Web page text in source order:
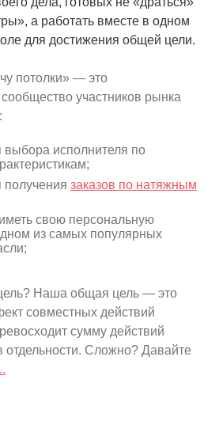
≈4310
99
исполнителя
а работать вместе в одном
для достижения общей цели.
потолки» — это
участников рынка
выбора исполнителя по
заказов по натяжным
свою персональную
из самых популярных
Наша общая цель — это
совместных действий
сумму действий
отдельности. Сложно? Давайте